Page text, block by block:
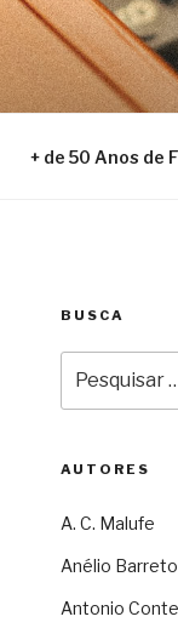
+ de 50 Anos de
BUSCA
por:
AUTORES
A. C. Malufe
Anélio Barreto
Antonio